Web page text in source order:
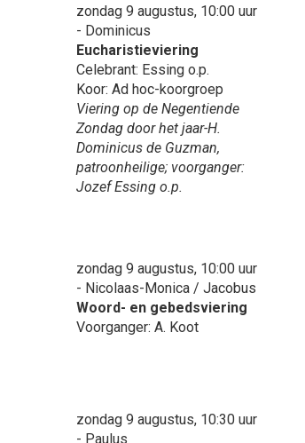
zondag 9 augustus, 10:00 uur
- Dominicus
Eucharistieviering
Celebrant: Essing o.p.
Koor: Ad hoc-koorgroep
Viering op de Negentiende
Zondag door het jaar-H.
Dominicus de Guzman,
patroonheilige; voorganger:
Jozef Essing o.p.
zondag 9 augustus, 10:00 uur
- Nicolaas-Monica / Jacobus
Woord- en gebedsviering
Voorganger: A. Koot
zondag 9 augustus, 10:30 uur
- Paulus